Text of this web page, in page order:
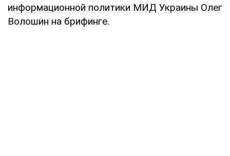
информационной политики МИД Украины Олег
Волошин на брифинге.